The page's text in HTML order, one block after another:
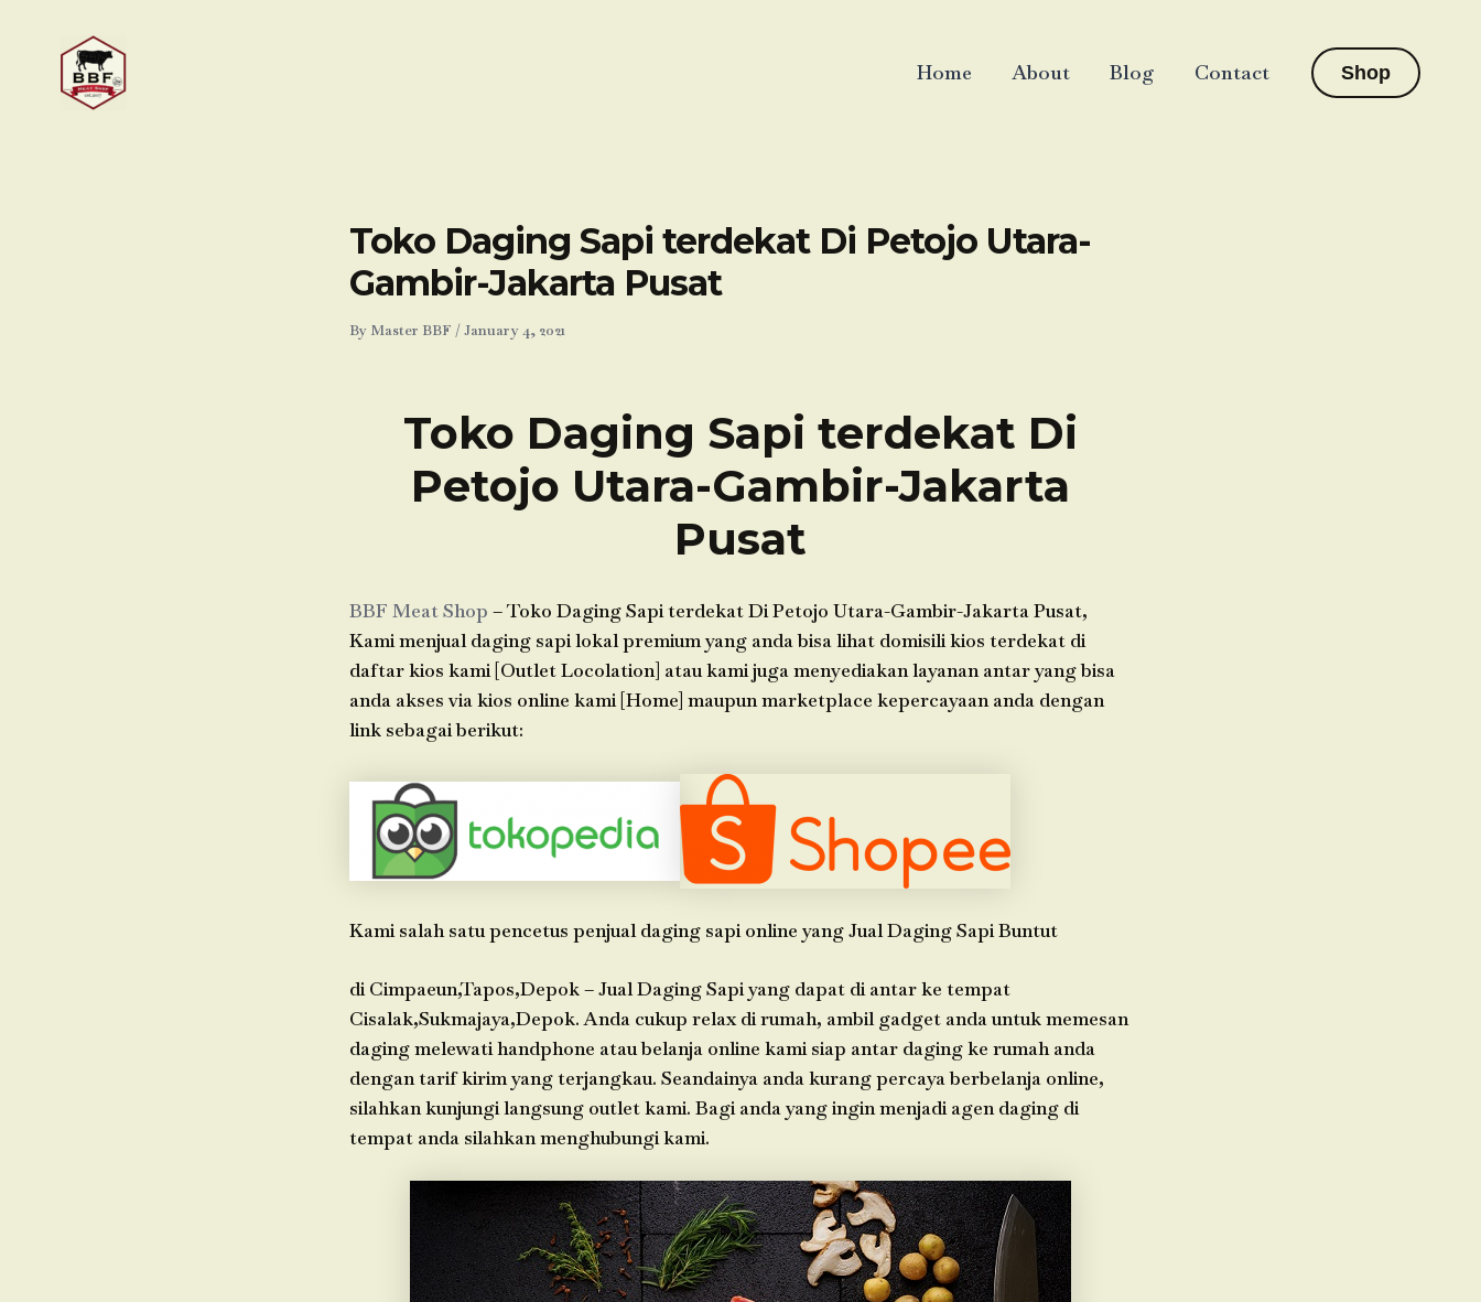
Home About Blog Contact Shop
Toko Daging Sapi terdekat Di Petojo Utara-
Gambir-Jakarta Pusat
By Master BBF /January 4, 2021
Toko Daging Sapi terdekat Di
Petojo Utara-Gambir-Jakarta
Pusat
BBF Meat Shop – Toko Daging Sapi terdekat Di Petojo Utara-Gambir-Jakarta Pusat,
Kami menjual daging sapi lokal premium yang anda bisa lihat domisili kios terdekat di
daftar kios kami [Outlet Locolation] atau kami juga menyediakan layanan antar yang bisa
anda akses via kios online kami [Home] maupun marketplace kepercayaan anda dengan
link sebagai berikut:
Kami salah satu pencetus penjual daging sapi online yang Jual Daging Sapi Buntut
di Cimpaeun,Tapos,Depok – Jual Daging Sapi yang dapat di antar ke tempat
Cisalak,Sukmajaya,Depok. Anda cukup relax di rumah, ambil gadget anda untuk memesan
daging melewati handphone atau belanja online kami siap antar daging ke rumah anda
dengan tarif kirim yang terjangkau. Seandainya anda kurang percaya berbelanja online,
silahkan kunjungi langsung outlet kami. Bagi anda yang ingin menjadi agen daging di
tempat anda silahkan menghubungi kami.